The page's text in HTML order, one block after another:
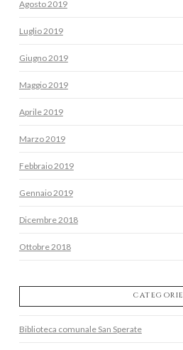
Agosto 2019
Luglio 2019
Giugno 2019
Maggio 2019
Aprile 2019
Marzo 2019
Febbraio 2019
Gennaio 2019
Dicembre 2018
Ottobre 2018
CATEGORIE
Biblioteca comunale San Sperate